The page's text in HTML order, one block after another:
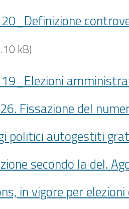
kB)
Fissazione del
politici autogestiti
secondo la del.
in vigore per